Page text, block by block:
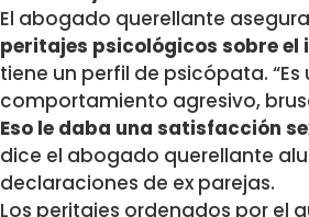
El abogado querellante
peritajes psicológicos sobre el
tiene un perfil de psicópata. “Es
comportamiento agresivo,
Eso le daba una satisfacción
dice el abogado querellante
declaraciones de ex parejas.
Los peritajes ordenados por el